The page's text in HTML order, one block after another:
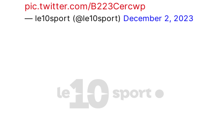
pic.twitter.com/B223Cercwp
— le10sport (@le10sport) December 2, 2023